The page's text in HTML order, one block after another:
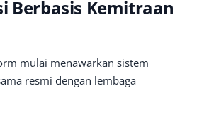
Berbasis Kemitraan
mulai menawarkan sistem
resmi dengan lembaga